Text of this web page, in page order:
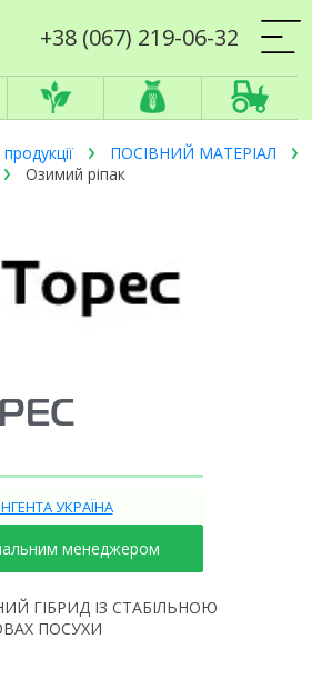
+38 (067) 219-06-32
ПОСІВНИЙ МАТЕРІАЛ
Озимий ріпак
УКРАЇНА
менеджером
ГІБРИД ІЗ СТАБІЛЬНОЮ
ПОСУХИ